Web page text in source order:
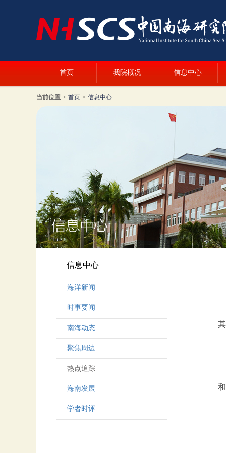
首页 我院概况 信息中心
当前位置 > 首页 > 信息中心
信息中心
海洋新闻
时事要闻
南海动态
聚焦周边
热点追踪
海南发展
学者时评